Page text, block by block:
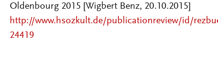
Oldenbourg 2015 [Wigbert Benz, 20.10.2015]
http://www.hsozkult.de/publicationreview/id/
24419